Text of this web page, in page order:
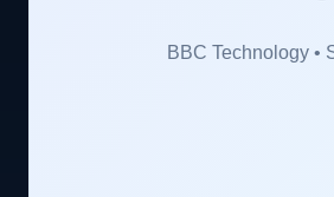
BBC Technology •